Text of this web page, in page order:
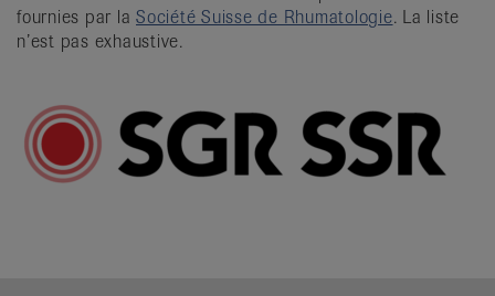
fournies par la Société Suisse de Rhumatologie. La liste
n’est pas exhaustive.